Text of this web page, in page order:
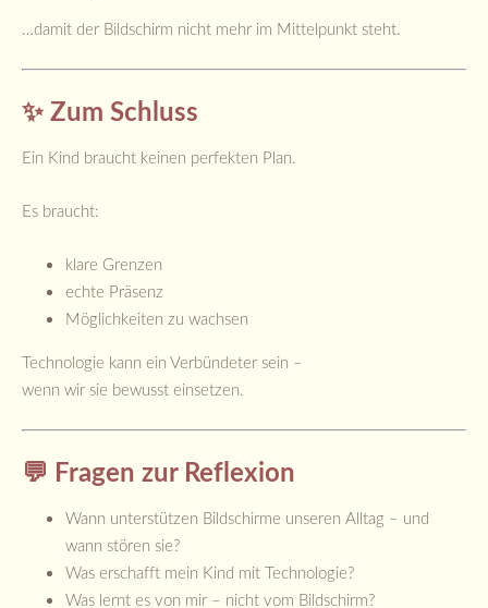
…damit der Bildschirm nicht mehr im Mittelpunkt steht.
✨ Zum Schluss
Ein Kind braucht keinen perfekten Plan.
Es braucht:
klare Grenzen
echte Präsenz
Möglichkeiten zu wachsen
Technologie kann ein Verbündeter sein –
wenn wir sie bewusst einsetzen.
💬 Fragen zur Reflexion
Wann unterstützen Bildschirme unseren Alltag – und
wann stören sie?
Was erschafft mein Kind mit Technologie?
Was lernt es von mir – nicht vom Bildschirm?